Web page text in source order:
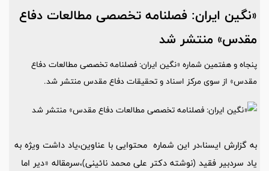
«نگین ایران: فصلنامه تخصصی مطالعات دفاع
مقدس» منتشر شد
پنجاه و هفتمین شماره «نگین ایران: فصلنامه تخصصی مطالعات دفاع
مقدس» از سوی مرکز اسناد و تحقیقات دفاع مقدس منتشر شد.
به گزارش ایسنا،در این شماره محتوایی با عناوین،یاد داشت ویژه به
یاد سردبیر فقید (نوشته دکتر علی محمد نائینی)،سرمقاله «دیر اما